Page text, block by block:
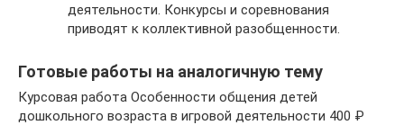
деятельности. Конкурсы и соревнования
приводят к коллективной разобщенности.
Готовые работы на аналогичную тему
Курсовая работа Особенности общения детей
дошкольного возраста в игровой деятельности 400 ₽